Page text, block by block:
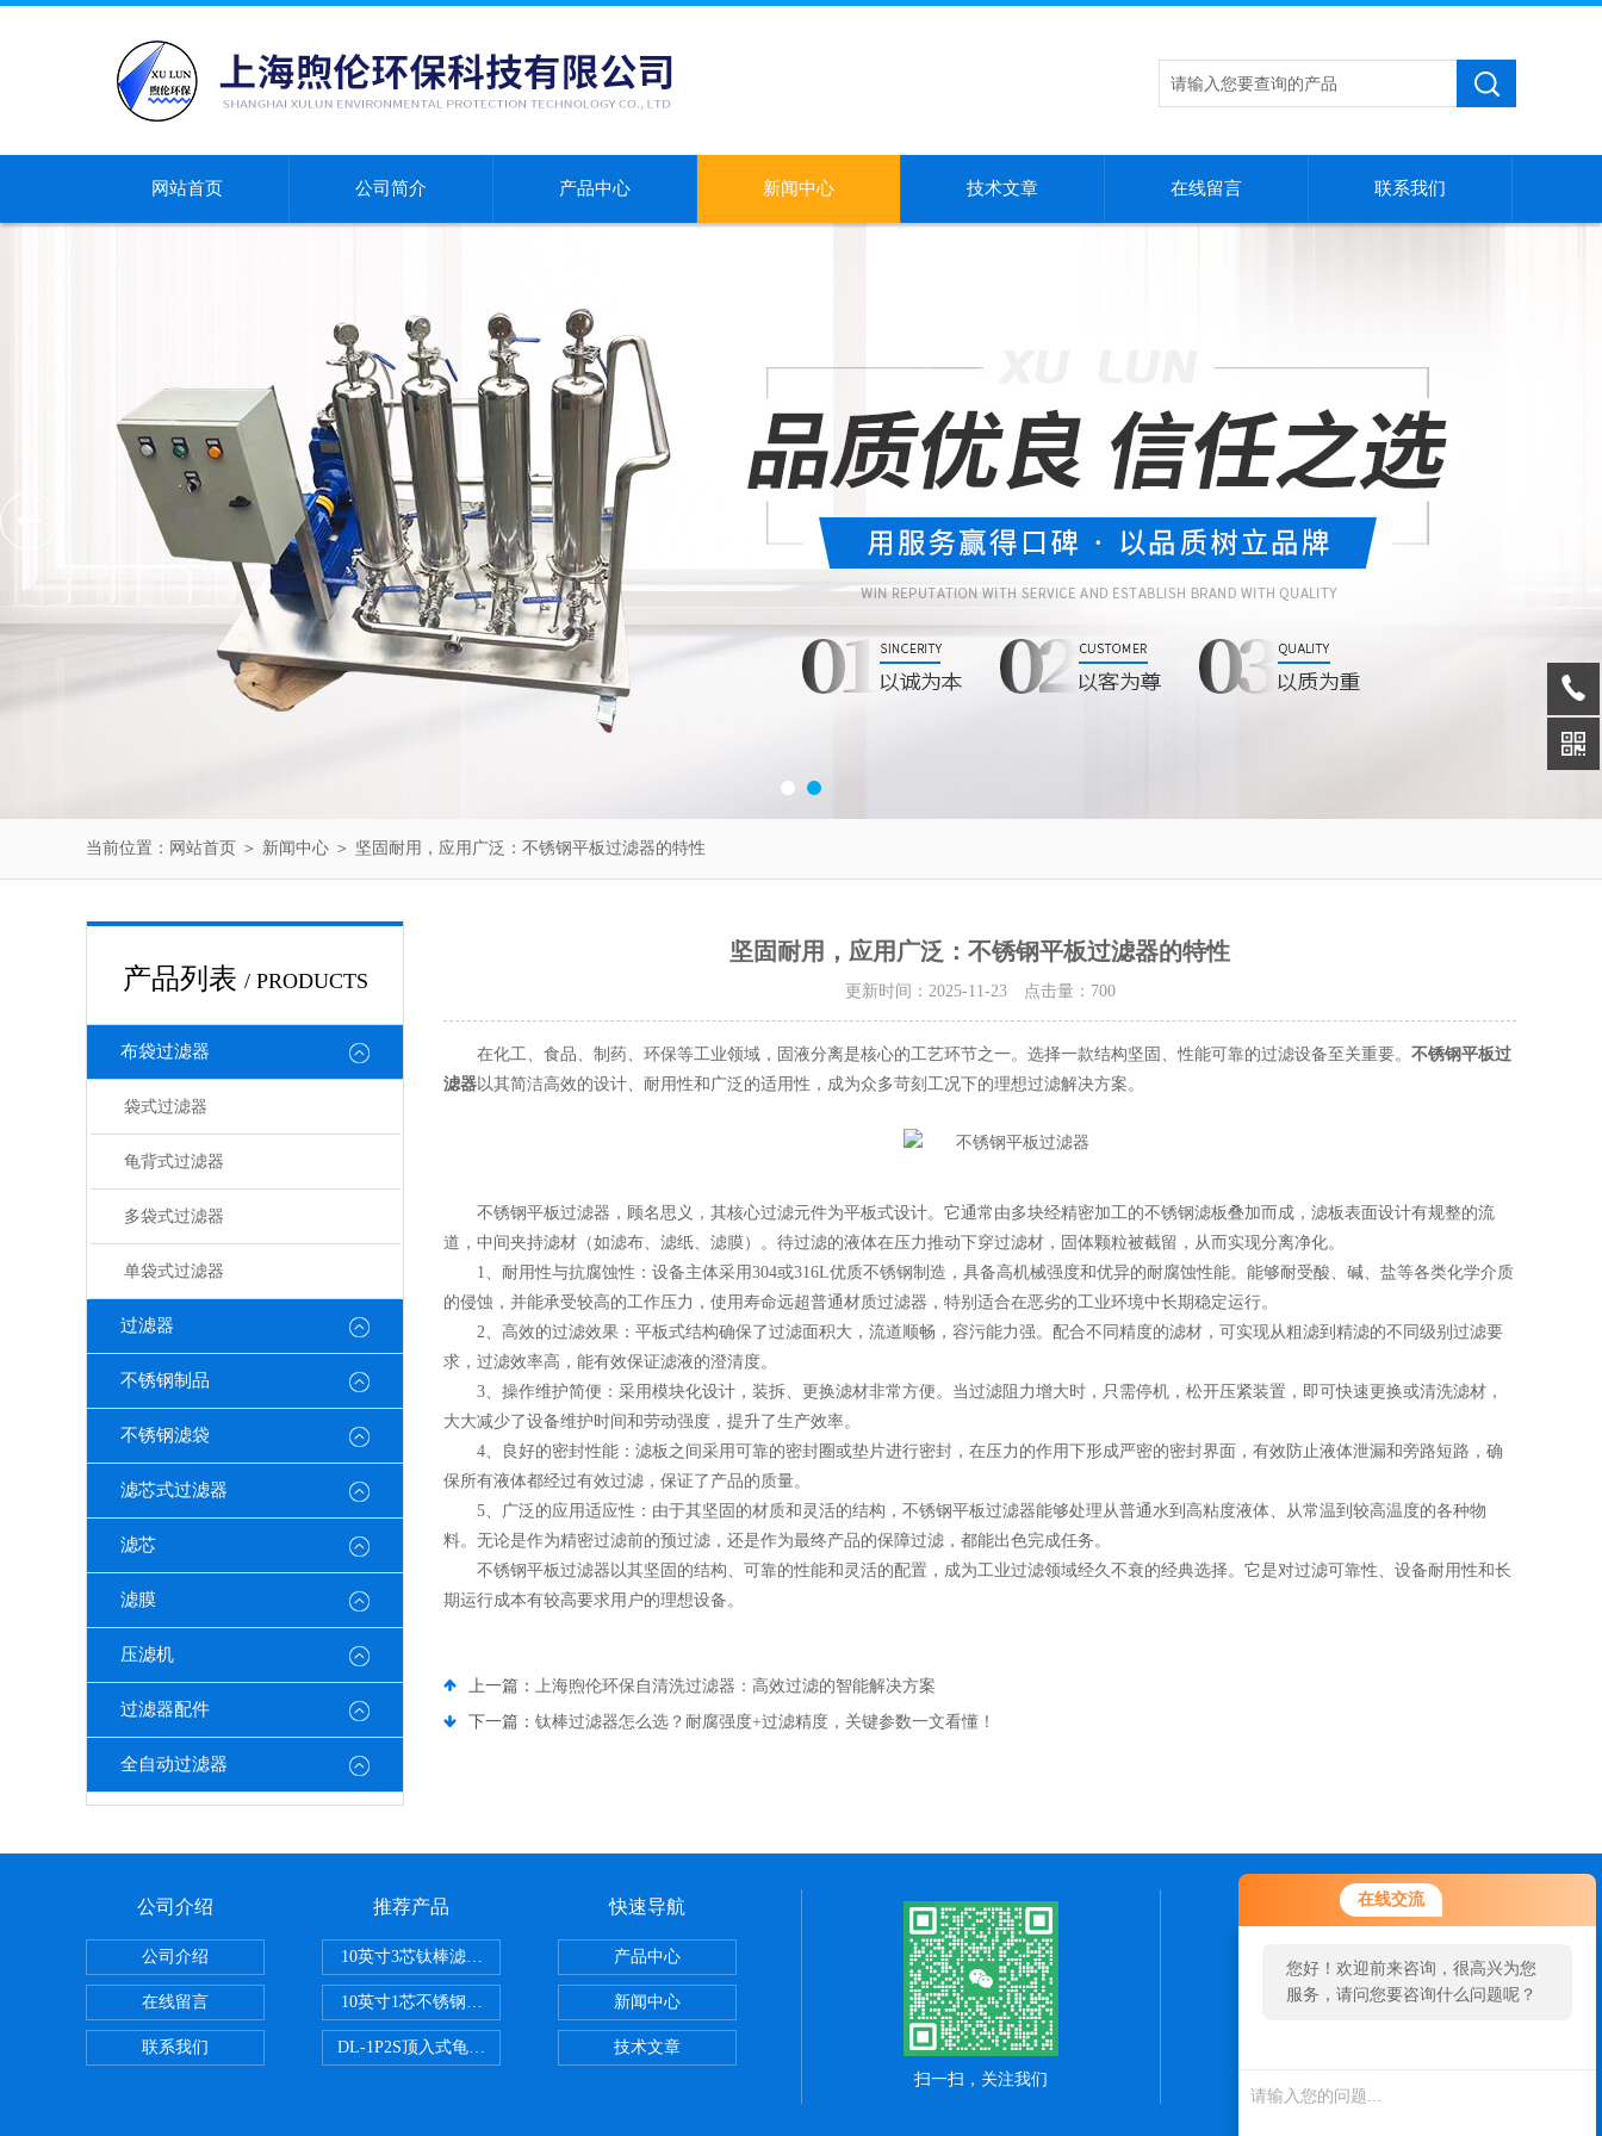
在线交流
您好！欢迎前来咨询，很高兴为您
服务，请问您要咨询什么问题呢？
网站首页 公司简介 产品中心 新闻中心 技术文章 在线留言 联系我们
当前位置： 网站首页 ＞ 新闻中心 ＞ 坚固耐用，应用广泛：不锈钢平板过滤器的特性
产品列表 / PRODUCTS
布袋过滤器
袋式过滤器
龟背式过滤器
多袋式过滤器
单袋式过滤器
过滤器
不锈钢制品
不锈钢滤袋
滤芯式过滤器
滤芯
滤膜
压滤机
过滤器配件
全自动过滤器
坚固耐用，应用广泛：不锈钢平板过滤器的特性
更新时间：2025-11-23 点击量： 700
在化工、食品、制药、环保等工业领域，固液分离是核心的工艺环节之一。选择一款结构坚固、性能可靠的过滤设备至关重要。 不锈钢平板过
滤器以其简洁高效的设计、耐用性和广泛的适用性，成为众多苛刻工况下的理想过滤解决方案。
不锈钢平板过滤器，顾名思义，其核心过滤元件为平板式设计。它通常由多块经精密加工的不锈钢滤板叠加而成，滤板表面设计有规整的流
道，中间夹持滤材（如滤布、滤纸、滤膜）。待过滤的液体在压力推动下穿过滤材，固体颗粒被截留，从而实现分离净化。
1、耐用性与抗腐蚀性：设备主体采用304或316L优质不锈钢制造，具备高机械强度和优异的耐腐蚀性能。能够耐受酸、碱、盐等各类化学介质
的侵蚀，并能承受较高的工作压力，使用寿命远超普通材质过滤器，特别适合在恶劣的工业环境中长期稳定运行。
2、高效的过滤效果：平板式结构确保了过滤面积大，流道顺畅，容污能力强。配合不同精度的滤材，可实现从粗滤到精滤的不同级别过滤要
求，过滤效率高，能有效保证滤液的澄清度。
3、操作维护简便：采用模块化设计，装拆、更换滤材非常方便。当过滤阻力增大时，只需停机，松开压紧装置，即可快速更换或清洗滤材，
大大减少了设备维护时间和劳动强度，提升了生产效率。
4、良好的密封性能：滤板之间采用可靠的密封圈或垫片进行密封，在压力的作用下形成严密的密封界面，有效防止液体泄漏和旁路短路，确
保所有液体都经过有效过滤，保证了产品的质量。
5、广泛的应用适应性：由于其坚固的材质和灵活的结构，不锈钢平板过滤器能够处理从普通水到高粘度液体、从常温到较高温度的各种物
料。无论是作为精密过滤前的预过滤，还是作为最终产品的保障过滤，都能出色完成任务。
不锈钢平板过滤器以其坚固的结构、可靠的性能和灵活的配置，成为工业过滤领域经久不衰的经典选择。它是对过滤可靠性、设备耐用性和长
期运行成本有较高要求用户的理想设备。
上一篇： 上海煦伦环保自清洗过滤器：高效过滤的智能解决方案
下一篇： 钛棒过滤器怎么选？耐腐强度+过滤精度，关键参数一文看懂！
公司介绍
公司介绍
在线留言
联系我们
推荐产品
10英寸3芯钛棒滤芯过滤器
10英寸1芯不锈钢钛棒过滤器
DL-1P2S顶入式龟背过滤器
快速导航
产品中心
新闻中心
技术文章
扫一扫，关注我们
联系我们
24小时热线：